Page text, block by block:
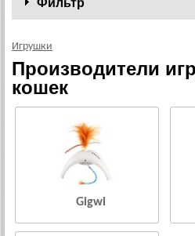
Фильтр
Игрушки
Производители
кошек
Gigwi